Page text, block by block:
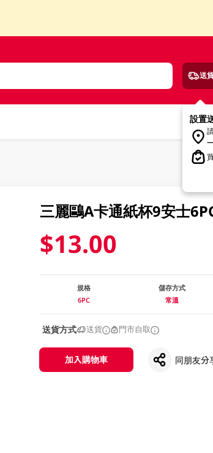
送
設置
三麗鷗A卡通紙杯9安士
$13.00
規格
6PC
儲存方式
常溫
送貨方式 送貨 門市自取
加入購物車 同朋友分